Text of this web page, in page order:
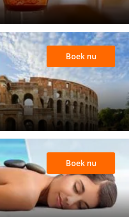
Boek nu
Boek nu